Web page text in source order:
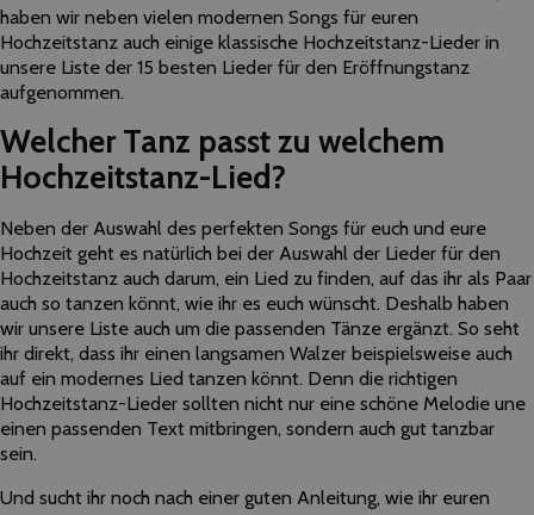
haben wir neben vielen modernen Songs für euren
Hochzeitstanz auch einige klassische Hochzeitstanz-Lieder in
unsere Liste der 15 besten Lieder für den Eröffnungstanz
aufgenommen.
Welcher Tanz passt zu welchem
Hochzeitstanz-Lied?
Neben der Auswahl des perfekten Songs für euch und eure
Hochzeit geht es natürlich bei der Auswahl der Lieder für den
Hochzeitstanz auch darum, ein Lied zu finden, auf das ihr als Paar
auch so tanzen könnt, wie ihr es euch wünscht. Deshalb haben
wir unsere Liste auch um die passenden Tänze ergänzt. So seht
ihr direkt, dass ihr einen langsamen Walzer beispielsweise auch
auf ein modernes Lied tanzen könnt. Denn die richtigen
Hochzeitstanz-Lieder sollten nicht nur eine schöne Melodie une
einen passenden Text mitbringen, sondern auch gut tanzbar
sein.
Und sucht ihr noch nach einer guten Anleitung, wie ihr euren